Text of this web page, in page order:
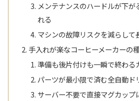
メンテナンスのハードルが下が
れる
マシンの故障リスクを減らして
手入れが楽なコーヒーメーカーの
準備も後片付けも一瞬で終わる
パーツが最小限で済む全自動ド
サーバー不要で直接マグカップ